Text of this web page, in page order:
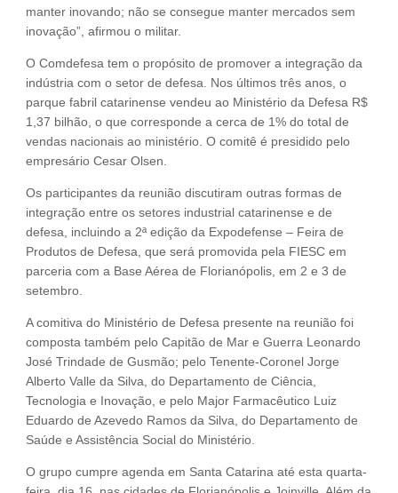
manter inovando; não se consegue manter mercados sem
inovação”, afirmou o militar.
O Comdefesa tem o propósito de promover a integração da
indústria com o setor de defesa. Nos últimos três anos, o
parque fabril catarinense vendeu ao Ministério da Defesa R$
1,37 bilhão, o que corresponde a cerca de 1% do total de
vendas nacionais ao ministério. O comitê é presidido pelo
empresário Cesar Olsen.
Os participantes da reunião discutiram outras formas de
integração entre os setores industrial catarinense e de
defesa, incluindo a 2ª edição da Expodefense – Feira de
Produtos de Defesa, que será promovida pela FIESC em
parceria com a Base Aérea de Florianópolis, em 2 e 3 de
setembro.
A comitiva do Ministério de Defesa presente na reunião foi
composta também pelo Capitão de Mar e Guerra Leonardo
José Trindade de Gusmão; pelo Tenente-Coronel Jorge
Alberto Valle da Silva, do Departamento de Ciência,
Tecnologia e Inovação, e pelo Major Farmacêutico Luiz
Eduardo de Azevedo Ramos da Silva, do Departamento de
Saúde e Assistência Social do Ministério.
O grupo cumpre agenda em Santa Catarina até esta quarta-